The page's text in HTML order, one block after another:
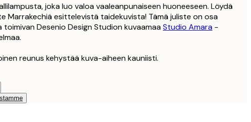
joka luo valoa vaaleanpunaiseen huoneeseen. Löydä
Marrakechiä esittelevistä taidekuvista! Tämä juliste on osa
toimivan Desenio Design Studion kuvaamaaStudio Amara -
reunus kehystää kuva-aiheen kauniisti.